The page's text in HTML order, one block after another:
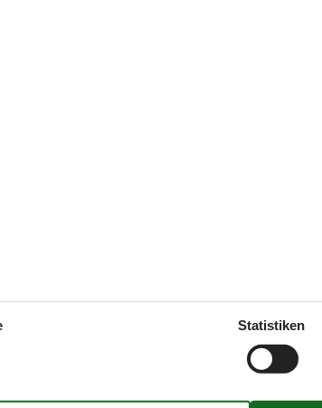
darunter Affen, Löwen und
Weltkriegs und der Region
Blick auf die Nordsee und
ist
prähistorischen Fossilien und
eine kurze Autofahrt entfernt ist
Das sagen die
Statistiken